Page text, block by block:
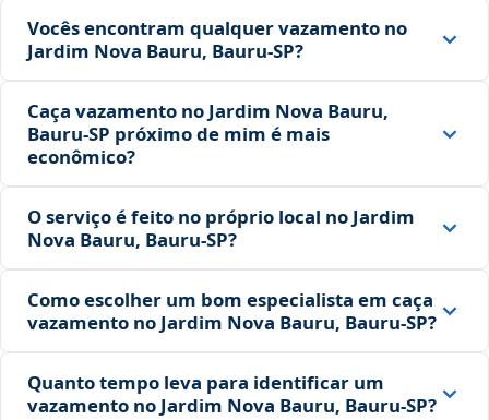
Vocês encontram qualquer vazamento no
Jardim Nova Bauru, Bauru‑SP?
Caça vazamento no Jardim Nova Bauru,
Bauru‑SP próximo de mim é mais
econômico?
O serviço é feito no próprio local no Jardim
Nova Bauru, Bauru‑SP?
Como escolher um bom especialista em caça
vazamento no Jardim Nova Bauru, Bauru‑SP?
Quanto tempo leva para identificar um
vazamento no Jardim Nova Bauru, Bauru‑SP?